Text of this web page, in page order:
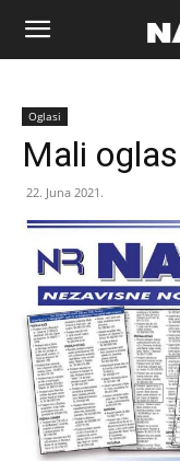
Naša
riječ
Zenica
Oglasi
Mali
22. Juna 2021.